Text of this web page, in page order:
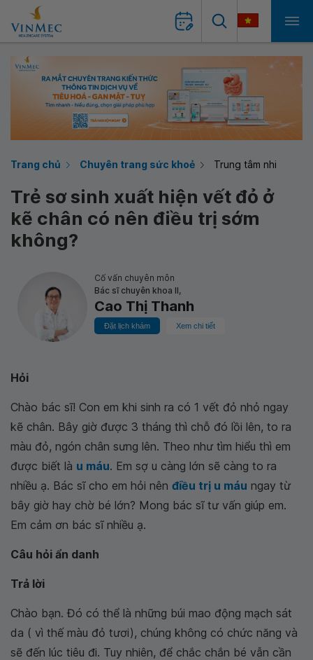
Trang chủ Chuyên trang sức khoẻ Trung tâm nhi
Trẻ sơ sinh xuất hiện vết đỏ ở
kẽ chân có nên điều trị sớm
không?
Cố vấn chuyên môn
Bác sĩ chuyên khoa II,
Cao Thị Thanh
Đặt lịch khám Xem chi tiết
Hỏi
Chào bác sĩ! Con em khi sinh ra có 1 vết đỏ nhỏ ngay
kẽ chân. Bây giờ được 3 tháng thì chỗ đó lồi lên, to ra
màu đỏ, ngón chân sưng lên. Theo như tìm hiểu thì em
được biết là u máu. Em sợ u càng lớn sẽ càng to ra
nhiều ạ. Bác sĩ cho em hỏi nên điều trị u máu ngay từ
bây giờ hay chờ bé lớn? Mong bác sĩ tư vấn giúp em.
Em cảm ơn bác sĩ nhiều ạ.
Câu hỏi ẩn danh
Trả lời
Chào bạn. Đó có thể là những búi mao động mạch sát
da ( vì thế màu đỏ tươi), chúng không có chức năng và
sẽ đến lúc tiêu đi. Tuy nhiên, để chắc chắn bé vẫn cần